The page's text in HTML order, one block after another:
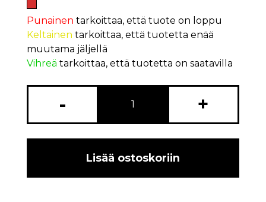
Punainen tarkoittaa, että tuote on loppu
Keltainen tarkoittaa, että tuotetta enää
muutama jäljellä
Vihreä tarkoittaa, että tuotetta on saatavilla
- +
Lisää ostoskoriin